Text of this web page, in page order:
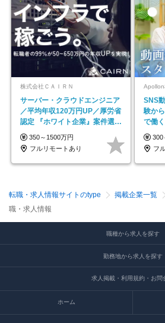
株式会社ＣＡＩＲＮ
サーバー・クラウドエンジニア
／平均年収120万円UP／厚労省
認定 『ホワイト企業』案件選択
制度／年休129日
350～1500万円
フルリモートあり
Apollon
SNS
験か
で働
で18
300
フ
転職・求人情報サイトのtype 掲載企業一覧
職・求人情報
職種から求人を探す
勤務地から求人を探す
求人掲載・利用規約・お問
ホーム